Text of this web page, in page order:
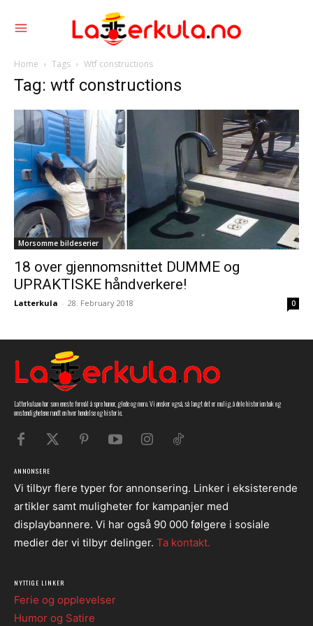
Home Tags Wtf constructions
Tag: wtf constructions
Morsomme bildeserier
18 over gjennomsnittet DUMME og
UPRAKTISKE håndverkere!
Latterkula - 28. February 2018 0
Latterkula.no har som eneste formål å spre humor, glede og moro. Vi ønsker også, så langt det er mulig, å dele historien bak og
omstendighetene rundt en hver hendelse og historie.
ANNONSERE
Vi tilbyr flere typer for annonsering. Linker i eksisterende
artikler samt muligheter for kampanjer med
displaybannere. Vi har også 90 000 følgere i sosiale
medier der vi tilbyr delinger. Ta kontakt.
NYTTIGE LINKER
Ferie og opplevelser
Humor og Satire